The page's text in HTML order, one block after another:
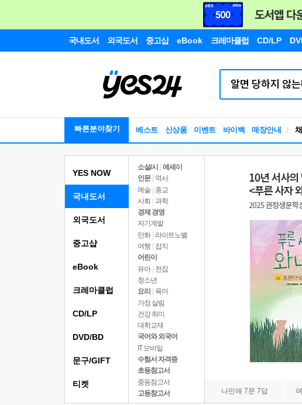
국내도서 외국도서 중고샵 eBook 크레마클럽 CD/LP
빠른분야찾기 베스트 신상품 이벤트 바이백 매장안내
YES NOW
국내도서
소설/시
에세이
인문
역사
예술 | 종교
사회 | 과학
경제 경영
자기계발
만화 | 라이트노벨
여행
잡지
어린이
유아 | 전집
청소년
요리
육아
가정 살림
건강 취미
대학교재
국어와 외국어
IT 모바일
수험서 자격증
초등참고서
중등참고서
고등참고서
나민애 7문 7답
외국도서
중고샵
eBook
크레마클럽
CD/LP
DVD/BD
문구/GIFT
티켓